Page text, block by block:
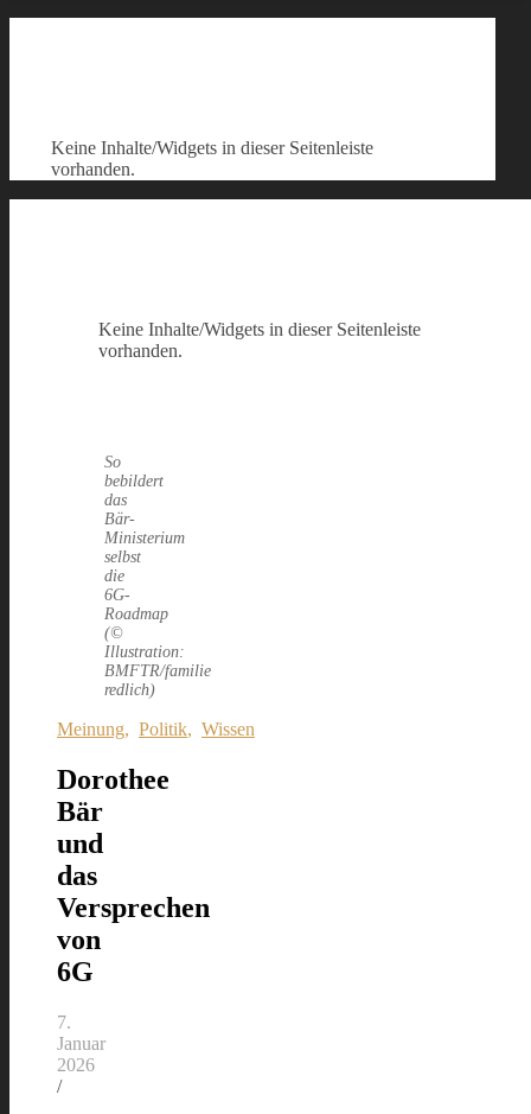
Keine Inhalte/Widgets in dieser Seitenleiste
vorhanden.
Keine Inhalte/Widgets in dieser Seitenleiste
vorhanden.
So
bebildert
das
Bär-
Ministerium
selbst
die
6G-
Roadmap
(©
Illustration:
BMFTR/familie
redlich)
Meinung, Politik, Wissen
Dorothee
Bär
und
das
Versprechen
von
6G
7.
Januar
2026
/